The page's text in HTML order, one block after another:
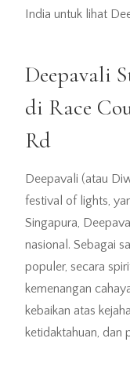
India untuk lihat
Deepavali
di Race
Rd
Deepavali (atau
festival of lights,
Singapura,
nasional. Sebagai
populer, secara
kemenangan
kebaikan atas
ketidaktahuan, dan